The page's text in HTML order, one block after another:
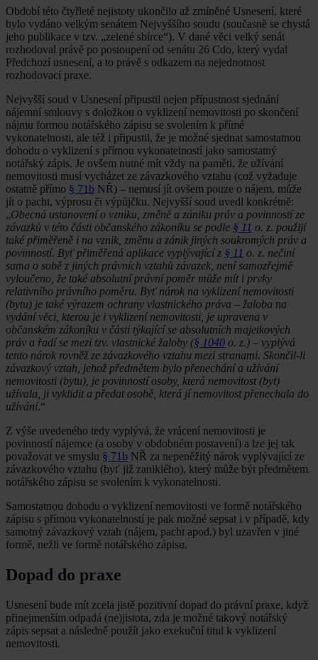
Období této čtyřleté nejistoty ukončilo až zmíněné Usnesení, které
bylo vydáno velkým senátem Nejvyššího soudu (současně se chystá
jeho publikace v tzv. „zelené sbírce“). V dané věci velký senát
rozhodoval právě po postoupení od senátu 26 Cdo, který vydal
Předchozí usnesení, a to právě s odkazem na nejednotnost
rozhodovací praxe.
Nejvyšší soud v Usnesení připustil nejen přípustnost sjednání
nájemní smlouvy s doložkou o vyklizení nemovitosti po skončení
nájmu formou notářského zápisu se svolením k přímé
vykonatelnosti, ale též i připustil, že je možné sjednat samostatnou
dohodu o vyklizení s přímou vykonatelností jako samostatný
notářský zápis. Je ovšem nutné mít vždy na paměti, že užívání
nemovitosti musí vycházet ze závazkového vztahu (což vyžaduje
ostatně přímo § 71b NŘ) – nemusí jít ovšem pouze o nájem, může
jít o pacht, výprosu či výpůjčku. Nejvyšší soud uvedl konkrétně:
„Obecná ustanovení o vzniku, změně a zániku práv a povinností ze
závazků v této části občanského zákoníku se podle § 11 o. z. použijí
také přiměřeně i na vznik, změnu a zánik jiných soukromých práv a
povinností. Byť přiměřená aplikace vyplývající z § 11 o. z. nečiní
sama o sobě z jiných právních vztahů závazek, není samozřejmě
vyloučeno, že také absolutní právní poměr může mít i prvky
relativního právního poměru. Byť nárok na vyklizení nemovitosti
(bytu) je také výrazem ochrany vlastnického práva – žaloba na
vydání věci, kterou je i vyklizení nemovitosti, je upravena v
občanském zákoníku v části týkající se absolutních majetkových
práv a řadí se mezi tzv. vlastnické žaloby (§ 1040 o. z.) – vyplývá
tento nárok rovněž ze závazkového vztahu mezi stranami. Skončil-li
závazkový vztah, jehož předmětem bylo přenechání a užívání
nemovitosti (bytu), je povinností osoby, která nemovitost (byt)
užívala, ji vyklidit a předat osobě, která jí nemovitost přenechala do
užívání.“
Z výše uvedeného tedy vyplývá, že vrácení nemovitosti je
povinností nájemce (a osoby v obdobném postavení) a lze jej tak
považovat ve smyslu § 71b NŘ za nepeněžitý nárok vyplývající ze
závazkového vztahu (byť již zaniklého), který může být předmětem
notářského zápisu se svolením k vykonatelnosti.
Samostatnou dohodu o vyklizení nemovitosti ve formě notářského
zápisu s přímou vykonatelností je pak možné sepsat i v případě, kdy
samotný závazkový vztah (nájem, pacht apod.) byl uzavřen v jiné
formě, nežli ve formě notářského zápisu.
Dopad do praxe
Usnesení bude mít zcela jistě pozitivní dopad do právní praxe, když
přinejmenším odpadá (ne)jistota, zda je možné takový notářský
zápis sepsat a následně použít jako exekuční titul k vyklizení
nemovitosti.